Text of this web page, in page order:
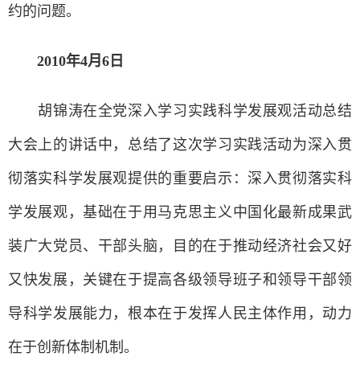
约的问题。
2010年4月6日
胡锦涛在全党深入学习实践科学发展观活动总结
大会上的讲话中，总结了这次学习实践活动为深入贯
彻落实科学发展观提供的重要启示：深入贯彻落实科
学发展观，基础在于用马克思主义中国化最新成果武
装广大党员、干部头脑，目的在于推动经济社会又好
又快发展，关键在于提高各级领导班子和领导干部领
导科学发展能力，根本在于发挥人民主体作用，动力
在于创新体制机制。